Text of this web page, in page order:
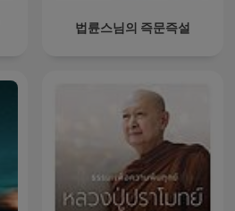
법륜스님의 즉문즉설